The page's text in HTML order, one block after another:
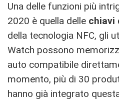
Una delle funzioni più
2020 è quella delle chiavi
della tecnologia NFC, gli
Watch possono
auto compatibile
momento, più di 30
hanno già integrato